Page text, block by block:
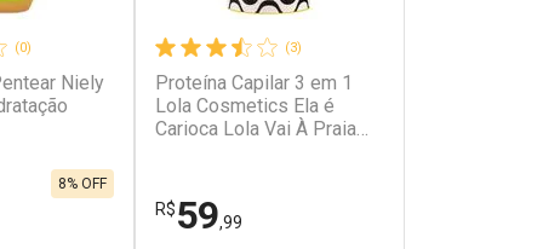
(0)
Niely
8% OFF
(3)
Proteína Capilar 3 em 1
Lola Cosmetics Ela é
Carioca Lola Vai À Praia
R$59,99